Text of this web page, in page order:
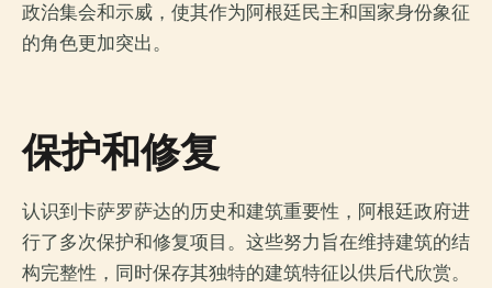
政治集会和示威，使其作为阿根廷民主和国家身份象征
的角色更加突出。
保护和修复
认识到卡萨罗萨达的历史和建筑重要性，阿根廷政府进
行了多次保护和修复项目。这些努力旨在维持建筑的结
构完整性，同时保存其独特的建筑特征以供后代欣赏。